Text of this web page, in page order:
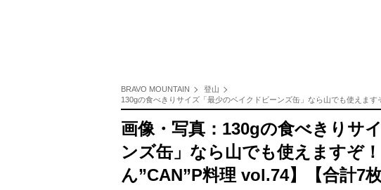
BRAVO MOUNTAIN
登山
130gの食べきりサイズ「最少のベイクドビーンズ缶」なら山でも使えます
画像・写真：130gの食べきりサ
ンズ缶」なら山でも使えますぞ
ん”CAN”P料理 vol.74】【合計7枚